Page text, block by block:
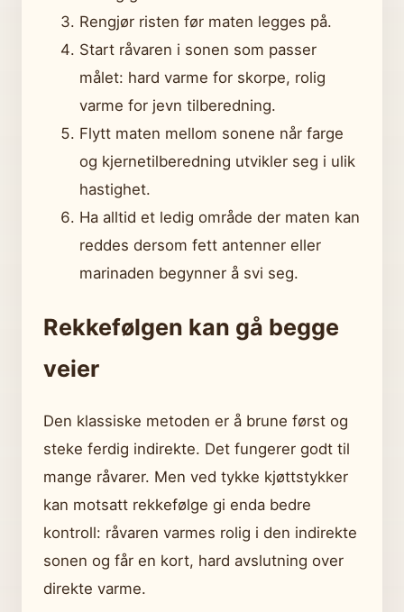
Rengjør risten før maten legges på.
Start råvaren i sonen som passer
målet: hard varme for skorpe, rolig
varme for jevn tilberedning.
Flytt maten mellom sonene når farge
og kjernetilberedning utvikler seg i ulik
hastighet.
Ha alltid et ledig område der maten kan
reddes dersom fett antenner eller
marinaden begynner å svi seg.
Rekkefølgen kan gå begge
veier
Den klassiske metoden er å brune først og
steke ferdig indirekte. Det fungerer godt til
mange råvarer. Men ved tykke kjøttstykker
kan motsatt rekkefølge gi enda bedre
kontroll: råvaren varmes rolig i den indirekte
sonen og får en kort, hard avslutning over
direkte varme.